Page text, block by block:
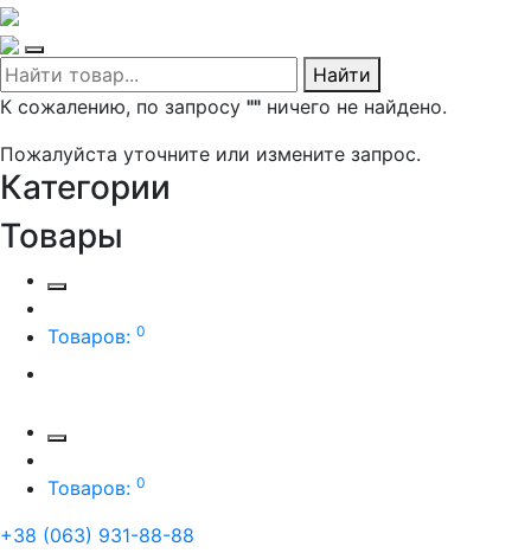
Найти
К сожалению, по запросу "" ничего не найдено.
Пожалуйста уточните или измените запрос.
Категории
Товары
Товаров: 0
Товаров: 0
+38 (063) 931-88-88